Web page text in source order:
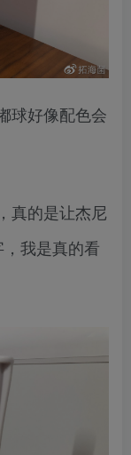
球好像配色会
真的是让杰尼
我是真的看